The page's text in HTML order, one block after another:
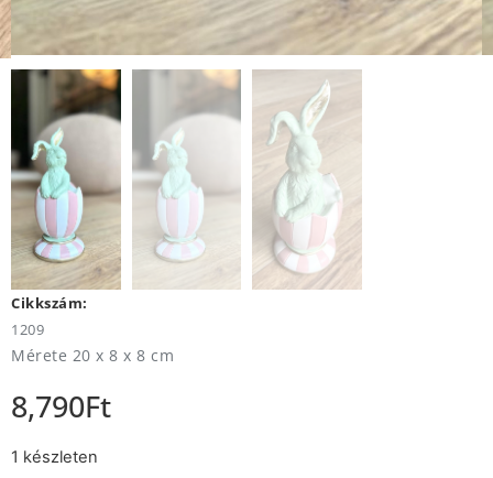
Cikkszám:
1209
Mérete 20 x 8 x 8 cm
8,790Ft
1 készleten